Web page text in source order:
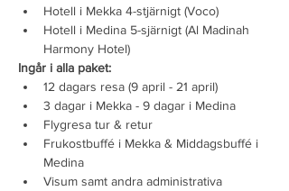
Hotell i Mekka 4-stjärnigt (Voco)
Hotell i Medina 5-sjärnigt (Al Madinah
Harmony Hotel)
Ingår i alla paket:
12 dagars resa (9 april - 21 april)
3 dagar i Mekka - 9 dagar i Medina
Flygresa tur & retur
Frukostbuffé i Mekka & Middagsbuffé i
Medina
Visum samt andra administrativa